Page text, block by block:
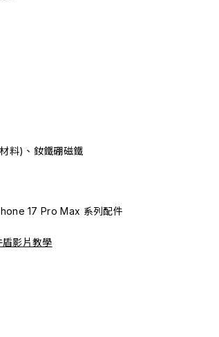
料)、釹鐵硼磁鐵
17 Pro Max 系列配件
盾影片教學